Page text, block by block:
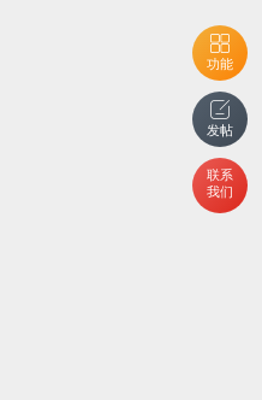
功能
发帖
联系
我们